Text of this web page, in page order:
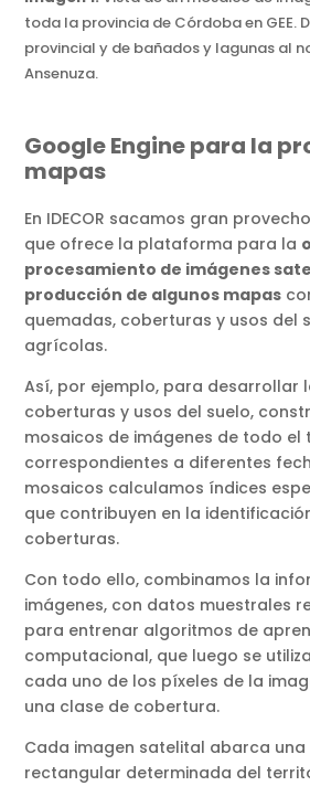
toda la provincia de Córdoba en GEE.
provincial y de bañados y lagunas al
Ansenuza.
Google Engine para la
mapas
En IDECOR sacamos gran
que ofrece la plataforma para la
procesamiento de imágenes
producción de algunos mapas
quemadas, coberturas y usos del
agrícolas.
Así, por ejemplo, para
coberturas y usos del suelo,
mosaicos de imágenes de todo
correspondientes a diferentes
mosaicos calculamos índices
que contribuyen en la
coberturas.
Con todo ello, combinamos la
imágenes, con datos muestrales
para entrenar algoritmos de
computacional, que luego se
cada uno de los píxeles de la
una clase de cobertura.
Cada imagen satelital abarca una
rectangular determinada del